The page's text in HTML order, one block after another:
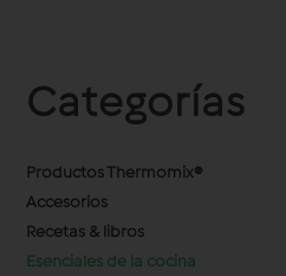
Categorías
Productos Thermomix®
Accesorios
Recetas & libros
Esenciales de la cocina